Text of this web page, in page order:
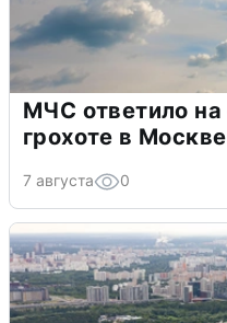
МЧС ответило
грохоте в Москве
7 августа 0